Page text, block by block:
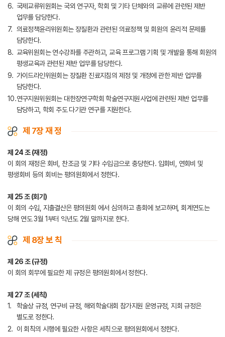
국제교류위원회는 국외 연구자, 학회 및 기타 단체와의 교류에 관련된 제반
업무를 담당한다.
의료정책윤리위원회는 장질환과 관련된 의료정책 및 회원의 윤리적 문제를
담당한다.
교육위원회는 연수강좌를 주관하고, 교육 프로그램 기획 및 개발을 통해 회원의
평생교육과 관련된 제반 업무를 담당한다.
가이드라인위원회는 장질환 진료지침의 제정 및 개정에 관한 제반 업무를
담당한다.
연구지원위원회는 대한장연구학회 학술연구지원사업에 관련된 제반 업무를
담당하고, 학회 주도 다기관 연구를 지원한다.
제 7장 재 정
제 24 조 (재정)
이 회의 재정은 회비, 찬조금 및 기타 수입금으로 충당한다. 입회비, 연회비 및
평생회비 등의 회비는 평의원회에서 정한다.
제 25 조 (회기)
이 회의 수입, 지출결산은 평의원회 에서 심의하고 총회에 보고하며, 회계연도는
당해 연도 3월 1부터 익년도 2월 말까지로 한다.
제 8장 보 칙
제 26 조 (규정)
이 회의 회무에 필요한 제 규정은 평의원회에서 정한다.
제 27 조 (세칙)
학술상 규정, 연구비 규정, 해외학술대회 참가지원 운영규정, 지회 규정은
별도로 정한다.
이 회칙의 시행에 필요한 사항은 세칙으로 평의원회에서 정한다.